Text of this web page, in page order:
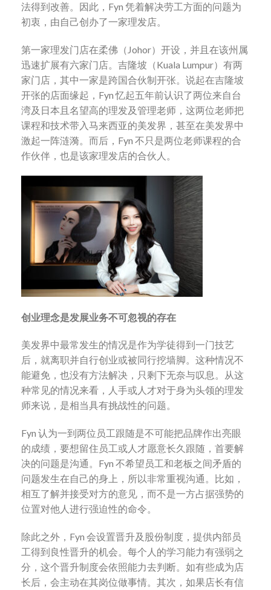
法得到改善。因此，Fyn 凭着解决劳工方面的问题为
初衷，由自己创办了一家理发店。
第一家理发门店在柔佛（Johor）开设，并且在该州属
迅速扩展有六家门店。吉隆坡（Kuala Lumpur）有两
家门店，其中一家是跨国合伙制开张。说起在吉隆坡
开张的店面缘起，Fyn 忆起五年前认识了两位来自台
湾及日本且名望高的理发及管理老师，这两位老师把
课程和技术带入马来西亚的美发界，甚至在美发界中
激起一阵涟漪。而后，Fyn 不只是两位老师课程的合
作伙伴，也是该家理发店的合伙人。
创业理念是发展业务不可忽视的存在
美发界中最常发生的情况是作为学徒得到一门技艺
后，就离职并自行创业或被同行挖墙脚。这种情况不
能避免，也没有方法解决，只剩下无奈与叹息。从这
种常见的情况来看，人手或人才对于身为头领的理发
师来说，是相当具有挑战性的问题。
Fyn 认为一到两位员工跟随是不可能把品牌作出亮眼
的成绩，要想留住员工或人才愿意长久跟随，首要解
决的问题是沟通。Fyn 不希望员工和老板之间矛盾的
问题发生在自己的身上，所以非常重视沟通。比如，
相互了解并接受对方的意见，而不是一方占据强势的
位置对他人进行强迫性的命令。
除此之外，Fyn 会设置晋升及股份制度，提供内部员
工得到良性晋升的机会。每个人的学习能力有强弱之
分，这个晋升制度会依照能力去判断。如有些成为店
长后，会主动在其岗位做事情。其次，如果店长有信